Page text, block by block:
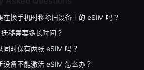
在换手机时移除旧设备上的 eSIM 吗？
移需要多长时间？
同时保有两张 eSIM 吗？
设备不能激活 eSIM 怎么办？